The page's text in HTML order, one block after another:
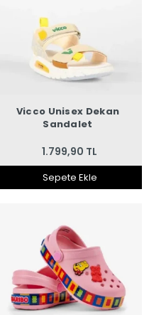
Vicco Unisex Dekan
Sandalet
1.799,90 TL
Sepete Ekle